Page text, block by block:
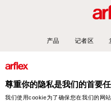
产品 记者区
尊重你的隐私是我们的首要
我们使用cookie为了确保您在我们的网